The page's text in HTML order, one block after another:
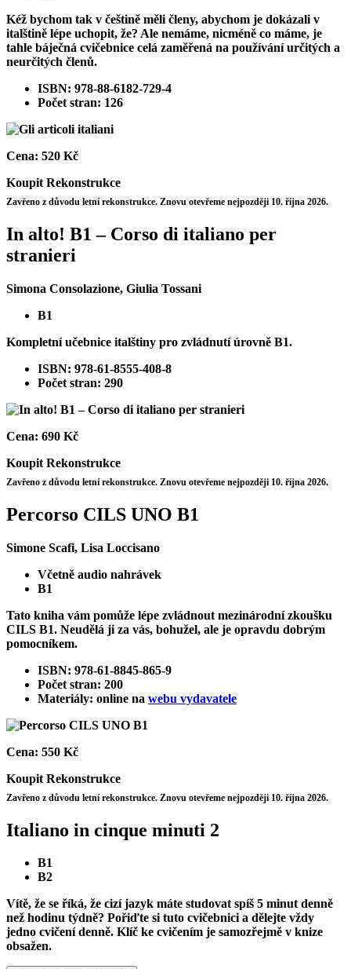
Kéž bychom tak v češtině měli členy, abychom je dokázali v
italštině lépe uchopit, že? Ale nemáme, nicméně co máme, je
tahle báječná cvičebnice celá zaměřená na používání určitých a
neurčitých členů.
ISBN: 978-88-6182-729-4
Počet stran: 126
Cena: 520 Kč
Koupit Rekonstrukce
Zavřeno z důvodu letní rekonstrukce. Znovu otevřeme nejpozději 10. října 2026.
In alto! Β1 – Corso di italiano per
stranieri
Simona Consolazione, Giulia Tossani
B1
Kompletní učebnice italštiny pro zvládnutí úrovně B1.
ISBN: 978-61-8555-408-8
Počet stran: 290
Cena: 690 Kč
Koupit Rekonstrukce
Zavřeno z důvodu letní rekonstrukce. Znovu otevřeme nejpozději 10. října 2026.
Percorso CILS UNO B1
Simone Scafi, Lisa Loccisano
Včetně audio nahrávek
B1
Tato kniha vám pomůže lépe zvládnout mezinárodní zkoušku
CILS B1. Neudělá ji za vás, bohužel, ale je opravdu dobrým
pomocníkem.
ISBN: 978-61-8845-865-9
Počet stran: 200
Materiály: online na webu vydavatele
Cena: 550 Kč
Koupit Rekonstrukce
Zavřeno z důvodu letní rekonstrukce. Znovu otevřeme nejpozději 10. října 2026.
Italiano in cinque minuti 2
B1
B2
Vítě, že se říká, že cizí jazyk máte studovat spíš 5 minut denně
než hodinu týdně? Pořiďte si tuto cvičebnici a dělejte vždy
jedno cvičení denně. Klíč ke cvičením je samozřejmě v knize
obsažen.